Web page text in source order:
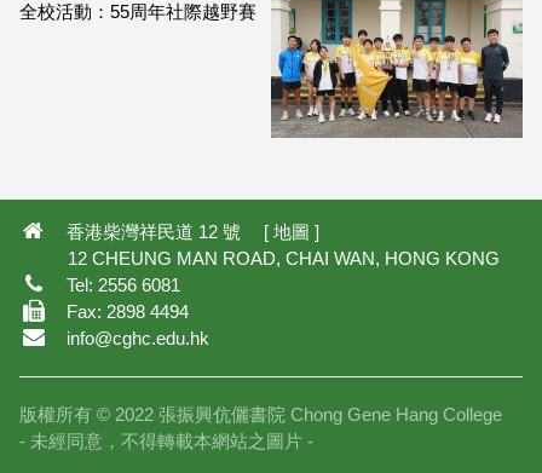
全校活動：55周年社際越野賽
香港柴灣祥民道 12 號 [ 地圖]
12 CHEUNG MAN ROAD, CHAI WAN, HONG KONG
Tel: 2556 6081
Fax: 2898 4494
info@cghc.edu.hk
版權所有 © 2022 張振興伉儷書院 Chong Gene Hang College
- 未經同意，不得轉載本網站之圖片 -